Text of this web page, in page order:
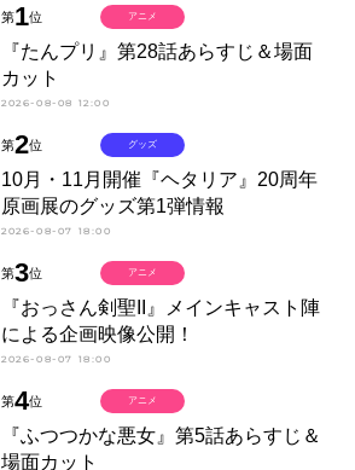
第1位
『たんプリ』第28話あらすじ＆場面
カット
2026-08-08 12:00
アニメ
第2位
10月・11月開催『ヘタリア』20周年
原画展のグッズ第1弾情報
2026-08-07 18:00
グッズ
第3位
『おっさん剣聖II』メインキャスト陣
による企画映像公開！
2026-08-07 18:00
アニメ
第4位
『ふつつかな悪女』第5話あらすじ＆
場面カット
アニメ